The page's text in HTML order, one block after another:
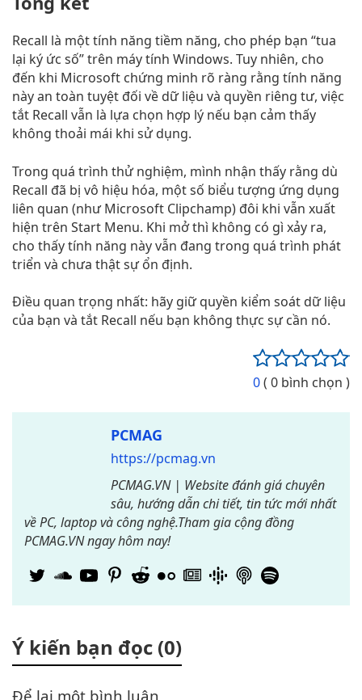
Recall là một tính năng tiềm năng, cho phép bạn “tua
lại ký ức số” trên máy tính Windows. Tuy nhiên, cho
đến khi Microsoft chứng minh rõ ràng rằng tính năng
này an toàn tuyệt đối về dữ liệu và quyền riêng tư, việc
tắt Recall vẫn là lựa chọn hợp lý nếu bạn cảm thấy
không thoải mái khi sử dụng.
Trong quá trình thử nghiệm, mình nhận thấy rằng dù
Recall đã bị vô hiệu hóa, một số biểu tượng ứng dụng
liên quan (như Microsoft Clipchamp) đôi khi vẫn xuất
hiện trên Start Menu. Khi mở thì không có gì xảy ra,
cho thấy tính năng này vẫn đang trong quá trình phát
triển và chưa thật sự ổn định.
Điều quan trọng nhất: hãy giữ quyền kiểm soát dữ liệu
của bạn và tắt Recall nếu bạn không thực sự cần nó.
0( 0 bình chọn )
PCMAG
https://pcmag.vn
PCMAG.VN | Website đánh giá chuyên
sâu, hướng dẫn chi tiết, tin tức mới nhất
về PC, laptop và công nghệ.Tham gia cộng đồng
PCMAG.VN ngay hôm nay!
Ý kiến bạn đọc (0)
Để lại một bình luận